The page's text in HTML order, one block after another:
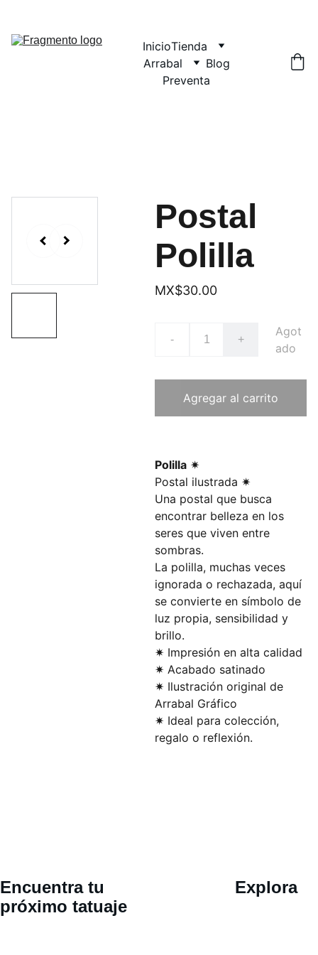
InicioTienda
Arrabal
Blog
Preventa
Postal
Polilla
MX$30.00
- +
Agot
ado
Agregar al carrito
Polilla ✷
Postal ilustrada ✷
Una postal que busca
encontrar belleza en los
seres que viven entre
sombras.
La polilla, muchas veces
ignorada o rechazada, aquí
se convierte en símbolo de
luz propia, sensibilidad y
brillo.
✷ Impresión en alta calidad
✷ Acabado satinado
✷ Ilustración original de
Arrabal Gráfico
✷ Ideal para colección,
regalo o reflexión.
Explora
Encuentra tu
próximo tatuaje